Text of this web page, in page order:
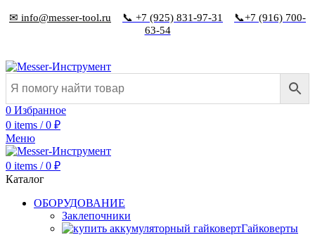
✉ info@messer-tool.ru 📞 +7 (925) 831-97-31
📞+7 (916) 700-
63-54
0 Избранное
0 items / 0 ₽
Меню
0 items / 0 ₽
Каталог
ОБОРУДОВАНИЕ
Заклепочники
Гайковерты